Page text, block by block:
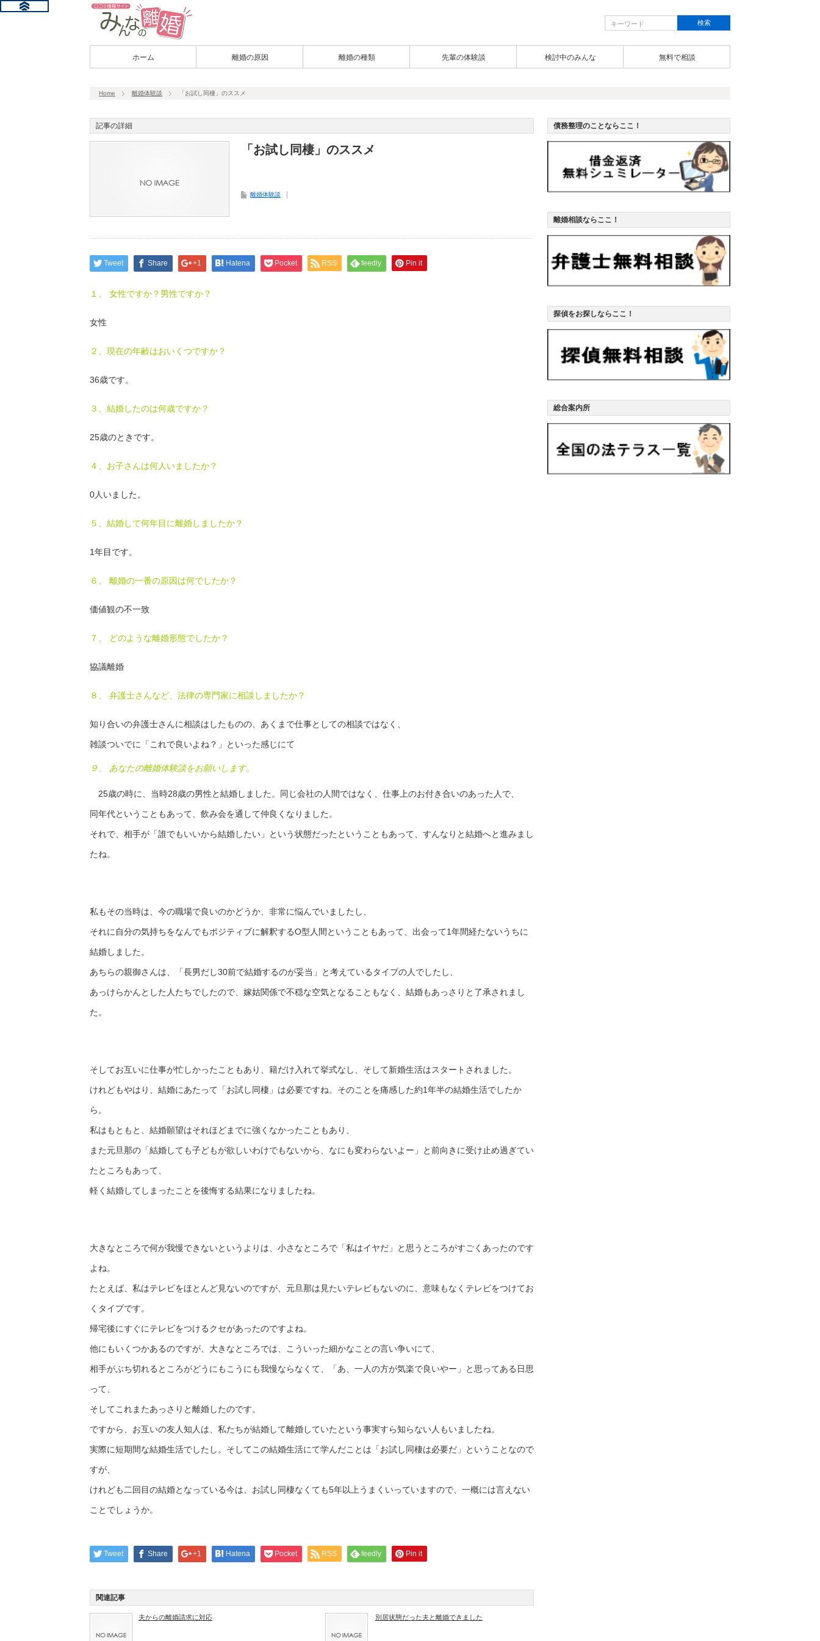
ホーム 離婚の原因 離婚の種類 先輩の体験談 検討中のみんな 無料で相談
Home 離婚体験談 「お試し同棲」のススメ
記事の詳細
「お試し同棲」のススメ
離婚体験談
Tweet Share +1 Hatena Pocket RSS feedly Pin it
１、 女性ですか？男性ですか？
女性
２、現在の年齢はおいくつですか？
36歳です。
３、結婚したのは何歳ですか？
25歳のときです。
４、お子さんは何人いましたか？
0人いました。
５、結婚して何年目に離婚しましたか？
1年目です。
６、 離婚の一番の原因は何でしたか？
価値観の不一致
７、 どのような離婚形態でしたか？
協議離婚
８、 弁護士さんなど、法律の専門家に相談しましたか？
知り合いの弁護士さんに相談はしたものの、あくまで仕事としての相談ではなく、
雑談ついでに「これで良いよね？」といった感じにて
９、 あなたの離婚体験談をお願いします。
25歳の時に、当時28歳の男性と結婚しました。同じ会社の人間ではなく、仕事上のお付き合いのあった人で、
同年代ということもあって、飲み会を通して仲良くなりました。
それで、相手が「誰でもいいから結婚したい」という状態だったということもあって、すんなりと結婚へと進みまし
たね。
私もその当時は、今の職場で良いのかどうか、非常に悩んでいましたし、
それに自分の気持ちをなんでもポジティブに解釈するO型人間ということもあって、出会って1年間経たないうちに
結婚しました。
あちらの親御さんは、「長男だし30前で結婚するのが妥当」と考えているタイプの人でしたし、
あっけらかんとした人たちでしたので、嫁姑関係で不穏な空気となることもなく、結婚もあっさりと了承されまし
た。
そしてお互いに仕事が忙しかったこともあり、籍だけ入れて挙式なし、そして新婚生活はスタートされました。
けれどもやはり、結婚にあたって「お試し同棲」は必要ですね。そのことを痛感した約1年半の結婚生活でしたか
ら。
私はもともと、結婚願望はそれほどまでに強くなかったこともあり、
また元旦那の「結婚しても子どもが欲しいわけでもないから、なにも変わらないよー」と前向きに受け止め過ぎてい
たところもあって、
軽く結婚してしまったことを後悔する結果になりましたね。
大きなところで何が我慢できないというよりは、小さなところで「私はイヤだ」と思うところがすごくあったのです
よね。
たとえば、私はテレビをほとんど見ないのですが、元旦那は見たいテレビもないのに、意味もなくテレビをつけてお
くタイプです。
帰宅後にすぐにテレビをつけるクセがあったのですよね。
他にもいくつかあるのですが、大きなところでは、こういった細かなことの言い争いにて、
相手がぶち切れるところがどうにもこうにも我慢ならなくて、「あ、一人の方が気楽で良いやー」と思ってある日思
って、
そしてこれまたあっさりと離婚したのです。
ですから、お互いの友人知人は、私たちが結婚して離婚していたという事実すら知らない人もいましたね。
実際に短期間な結婚生活でしたし。そしてこの結婚生活にて学んだことは「お試し同棲は必要だ」ということなので
すが、
けれども二回目の結婚となっている今は、お試し同棲なくても5年以上うまくいっていますので、一概には言えない
ことでしょうか。
Tweet Share +1 Hatena Pocket RSS feedly Pin it
関連記事
夫からの離婚請求に対応 別居状態だった夫と離婚できました
債務整理のことならここ！
離婚相談ならここ！
探偵をお探しならここ！
総合案内所